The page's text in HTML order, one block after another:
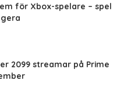
för Xbox-spelare – spel
2099 streamar på Prime